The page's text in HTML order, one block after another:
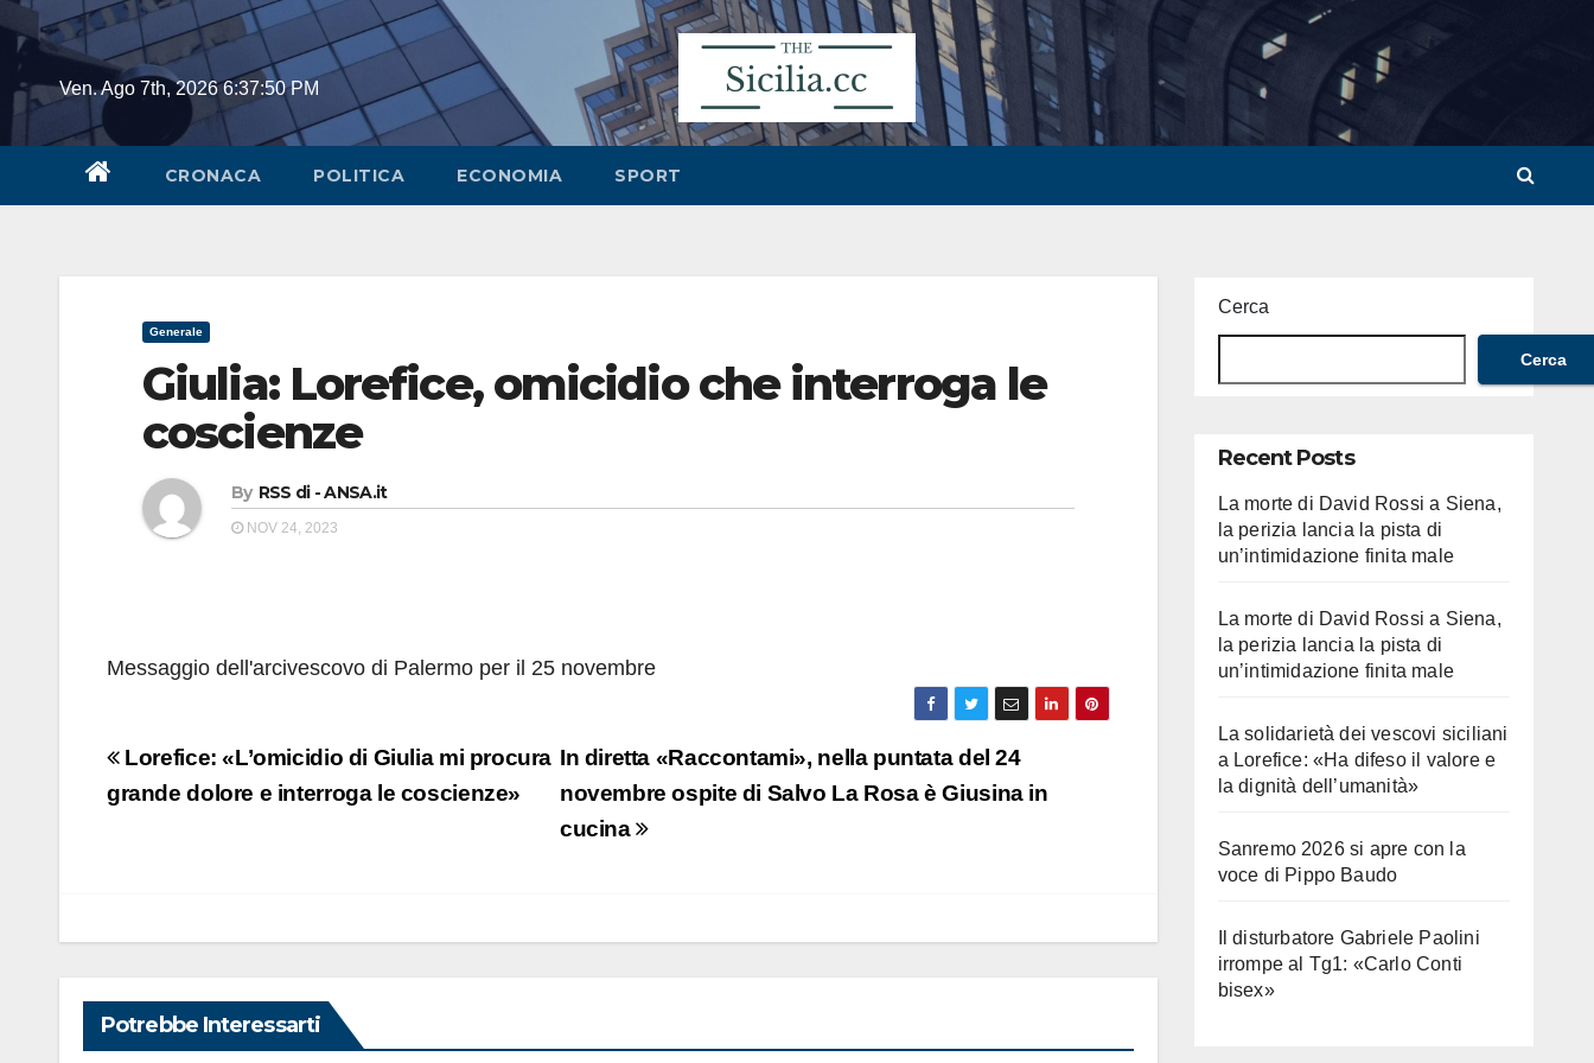
Skip
contentVen. Ago 7th, 20266:37:50 PM
CRONACA POLITICA ECONOMIA SPORT
Generale
Giulia: Lorefice, omicidio che interroga le
coscienze
By RSS di - ANSA.it
NOV 24, 2023
Messaggio dell'arcivescovo di Palermo per il 25 novembre
Navigazione
articoli
In diretta «Raccontami», nella puntata del 24
novembre ospite di Salvo La Rosa è Giusina in
cucina
Lorefice: «L’omicidio di Giulia mi procura
grande dolore e interroga le coscienze»
Potrebbe Interessarti
Cerca
Cerca
Recent Posts
La morte di David Rossi a Siena,
la perizia lancia la pista di
un’intimidazione finita male
La morte di David Rossi a Siena,
la perizia lancia la pista di
un’intimidazione finita male
La solidarietà dei vescovi siciliani
a Lorefice: «Ha difeso il valore e
la dignità dell’umanità»
Sanremo 2026 si apre con la
voce di Pippo Baudo
Il disturbatore Gabriele Paolini
irrompe al Tg1: «Carlo Conti
bisex»